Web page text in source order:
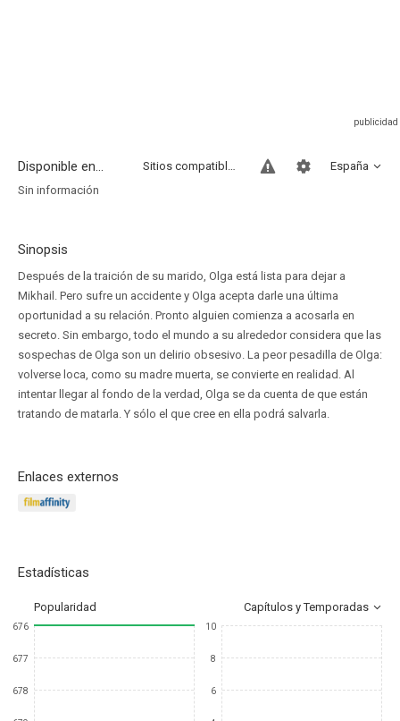
Disponible en... España
Sitios compatibles
Sin información
Sinopsis
Después de la traición de su marido, Olga está lista para dejar a
Mikhail. Pero sufre un accidente y Olga acepta darle una última
oportunidad a su relación. Pronto alguien comienza a acosarla en
secreto. Sin embargo, todo el mundo a su alrededor considera que las
sospechas de Olga son un delirio obsesivo. La peor pesadilla de Olga:
volverse loca, como su madre muerta, se convierte en realidad. Al
intentar llegar al fondo de la verdad, Olga se da cuenta de que están
tratando de matarla. Y sólo el que cree en ella podrá salvarla.
Enlaces externos
Estadísticas
Popularidad Capítulos y Temporadas
676
677
678
10
8
6